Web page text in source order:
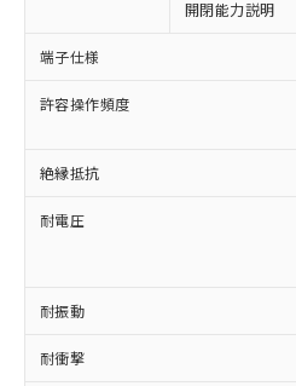
開閉能力説明
端子仕様
許容操作頻度
絶縁抵抗
耐電圧
耐振動
耐衝撃
以下の条件をお読みい
ご利用ください。
本サービスは、当
商品の当社在庫状
(税抜)を提供させ
当社制御機器事業
本サービスの対象
ことをご了承くだ
在庫状況および標
記載している更新
タに基づき作成さ
覧された時点での
対応予定なし：EU
非含有に非対応の商品
定はありません。
非含有の対応状況を調
非該当品：ライセンス
害物質有無と関係のな
仕入先様の事情により
いたものが、含有品と
むを得ず変更すること
鉛(Pb) 1000ppm以下、 水銀
※1 中国RoHS○×表
「○」：最大均質材料含
基準値以下であることを
「×」：最大均質材料
基準値を超えているこ
「－」：未確認です。当
*中国RoHS10物質の基準値
Pb(鉛) :1000ppm、 Hg(水銀) :
当社は、これら貴
為替および外国貿
（以下｢規制貨物
または国外への提
国政府の輸出許可